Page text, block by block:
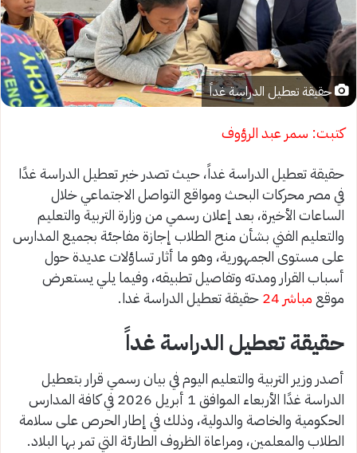
حقيقة تعطيل الدراسة غداً
كتبت: سمر عبد الرؤوف
حقيقة تعطيل الدراسة غداً، حيث تصدر خبر تعطيل الدراسة غدًا
في مصر محركات البحث ومواقع التواصل الاجتماعي خلال
الساعات الأخيرة، بعد إعلان رسمي من وزارة التربية والتعليم
والتعليم الفني بشأن منح الطلاب إجازة مفاجئة بجميع المدارس
على مستوى الجمهورية، وهو ما أثار تساؤلات عديدة حول
أسباب القرار ومدته وتفاصيل تطبيقه، وفيما يلي يستعرض
موقع مباشر 24 حقيقة تعطيل الدراسة غدا.
حقيقة تعطيل الدراسة غداً
أصدر وزير التربية والتعليم اليوم في بيان رسمي قرار بتعطيل
الدراسة غدًا الأربعاء الموافق 1 أبريل 2026 في كافة المدارس
الحكومية والخاصة والدولية، وذلك في إطار الحرص على سلامة
الطلاب والمعلمين، ومراعاة الظروف الطارئة التي تمر بها البلاد.